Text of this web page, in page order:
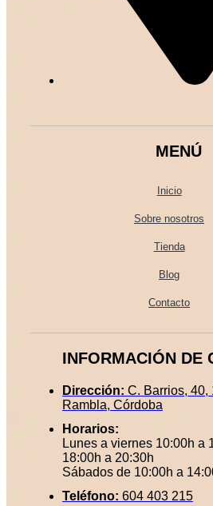
MENÚ
Inicio
Sobre nosotros
Tienda
Blog
Contacto
INFORMACIÓN DE
Dirección: C. Barrios, 40,
Rambla, Córdoba
Horarios:
Lunes a viernes 10:00h a
18:00h a 20:30h
Sábados de 10:00h a
Teléfono: 604 403 215